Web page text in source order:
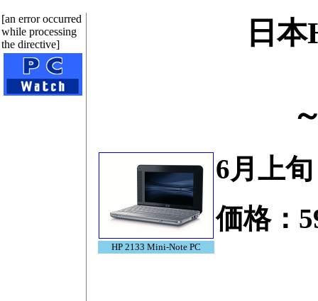
[an error occurred
while processing
the directive]
日
HP 2133 Mini-Note PC
6月上
価格：